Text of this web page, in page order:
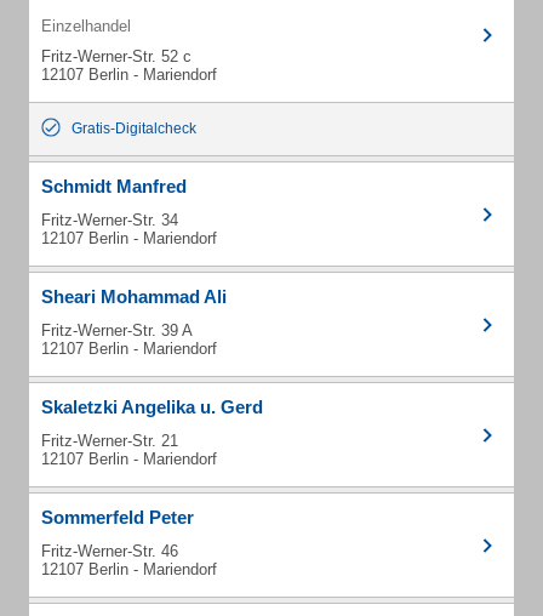
Einzelhandel
Fritz-Werner-Str. 52 c
12107 Berlin - Mariendorf
Gratis-Digitalcheck
Schmidt Manfred
Fritz-Werner-Str. 34
12107 Berlin - Mariendorf
Sheari Mohammad Ali
Fritz-Werner-Str. 39 A
12107 Berlin - Mariendorf
Skaletzki Angelika u. Gerd
Fritz-Werner-Str. 21
12107 Berlin - Mariendorf
Sommerfeld Peter
Fritz-Werner-Str. 46
12107 Berlin - Mariendorf